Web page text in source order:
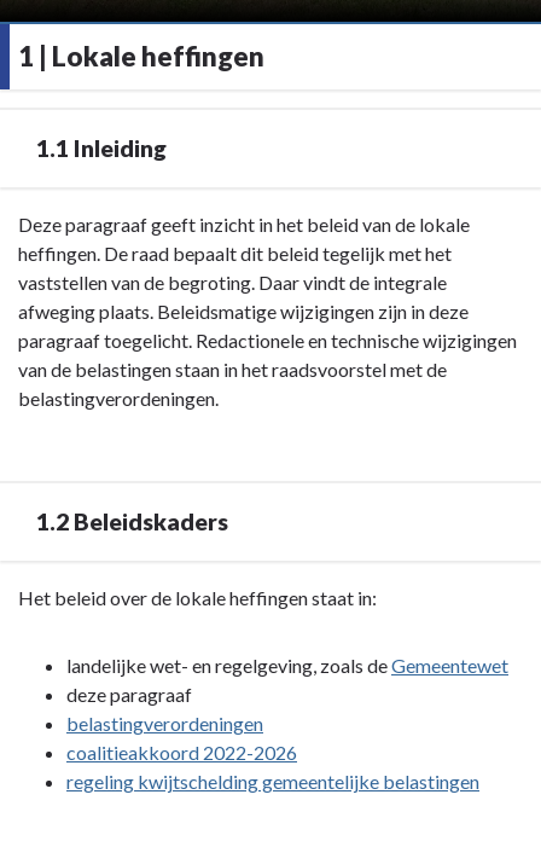
1 | Lokale heffingen
1.1 Inleiding
Terug
naar
navigatie
Lokale
Inleiding
Deze paragraaf geeft inzicht in het beleid van de lokale
heffingen. De raad bepaalt dit beleid tegelijk met het
vaststellen van de begroting. Daar vindt de integrale
afweging plaats. Beleidsmatige wijzigingen zijn in deze
paragraaf toegelicht. Redactionele en technische wijzigingen
van de belastingen staan in het raadsvoorstel met de
belastingverordeningen.
1.2 Beleidskaders
Terug
navigatie
Het beleid over de lokale heffingen staat in:
landelijke wet- en regelgeving, zoals deGemeentewet
deze paragraaf
belastingverordeningen
coalitieakkoord 2022-2026
regeling kwijtschelding gemeentelijke belastingen